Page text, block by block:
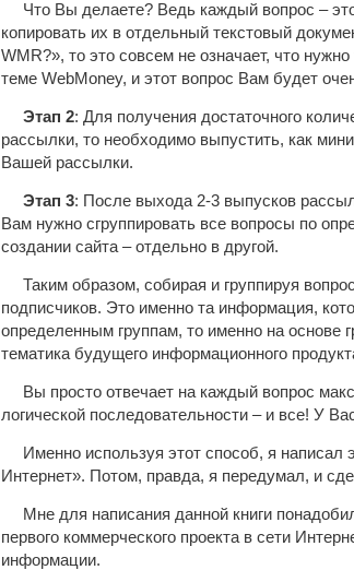
Что Вы делаете? Ведь каждый вопрос –
копировать их в отдельный текстовый
WMR?», то это совсем не означает, что
теме WebMoney, и этот вопрос Вам будет
Этап 2: Для получения достаточного
рассылки, то необходимо выпустить, как
Вашей рассылки.
Этап 3: После выхода 2-3 выпусков
Вам нужно сгруппировать все вопросы по
создании сайта – отдельно в другой.
Таким образом, собирая и группируя
подписчиков. Это именно та информация,
определенным группам, то именно на основе
тематика будущего информационного
Вы просто отвечает на каждый вопрос
логической последовательности – и все! У
Именно используя этот способ, я написал
Интернет». Потом, правда, я передумал, и
Мне для написания данной книги
первого коммерческого проекта в сети
информации.